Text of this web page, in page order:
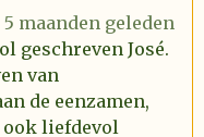
5 maanden geleden
geschreven José.
van
de eenzamen,
ook liefdevol